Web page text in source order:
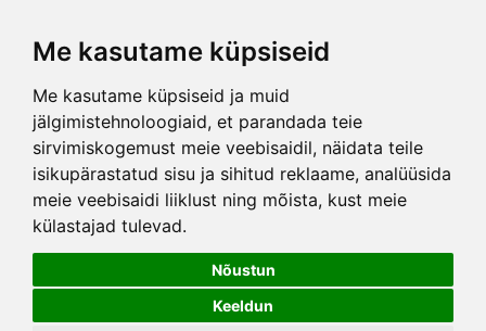
Me kasutame küpsiseid
Me kasutame küpsiseid ja muid
jälgimistehnoloogiaid, et parandada teie
sirvimiskogemust meie veebisaidil, näidata teile
isikupärastatud sisu ja sihitud reklaame, analüüsida
meie veebisaidi liiklust ning mõista, kust meie
külastajad tulevad.
Nõustun
Keeldun